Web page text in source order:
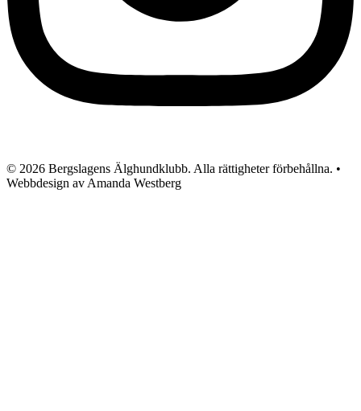
© 2026 Bergslagens Älghundklubb. Alla rättigheter förbehållna. •
Webbdesign av Amanda Westberg